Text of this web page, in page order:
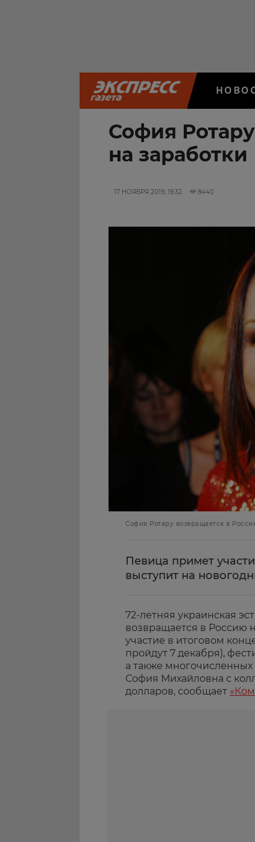
София
на заработки
17 НОЯБРЯ 2019, 19:32 8440
София Ротару возвращается в
Певица примет
выступит на
72-летняя украинская
возвращается в Россию
участие в итоговом
пройдут 7 декабря),
а также
София Михайловна с
долларов, сообщает